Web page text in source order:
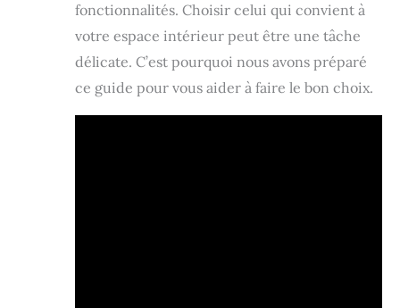
fonctionnalités. Choisir celui qui convient à
votre espace intérieur peut être une tâche
délicate. C’est pourquoi nous avons préparé
ce guide pour vous aider à faire le bon choix.